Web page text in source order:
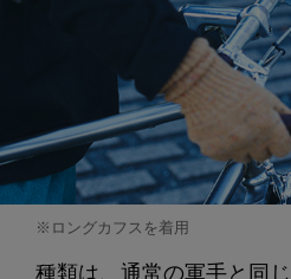
※ロングカフスを着用
種類は、通常の軍手と同